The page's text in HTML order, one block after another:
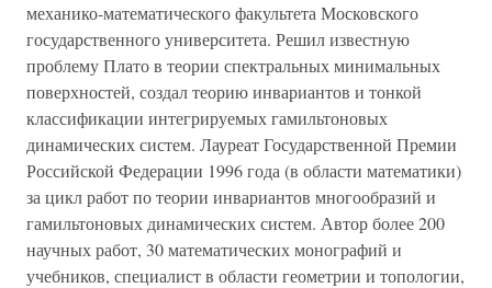
механико-математического факультета Московского
государственного университета. Решил известную
проблему Плато в теории спектральных минимальных
поверхностей, создал теорию инвариантов и тонкой
классификации интегрируемых гамильтоновых
динамических систем. Лауреат Государственной Премии
Российской Федерации 1996 года (в области математики)
за цикл работ по теории инвариантов многообразий и
гамильтоновых динамических систем. Автор более 200
научных работ, 30 математических монографий и
учебников, специалист в области геометрии и топологии,